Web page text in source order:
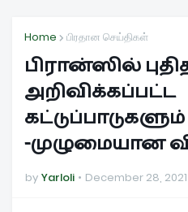
Home பிரதான செய்திகள்
பிரான்ஸில்
அறிவிக்கப்பட்ட
-முழுமையான
by Yarloli December 28, 2021